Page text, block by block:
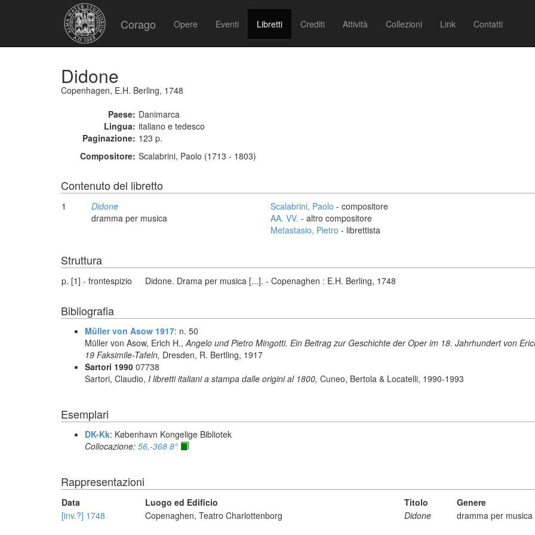
Corago Opere Eventi Libretti Crediti Attività Collezioni Link Contatti
Didone
Copenhagen, E.H. Berling, 1748
Paese: Danimarca
Lingua: italiano e tedesco
Paginazione: 123 p.
Compositore: Scalabrini, Paolo (1713 - 1803)
Contenuto del libretto
1
Didone
dramma per musica
Scalabrini, Paolo - compositore
AA. VV. - altro compositore
Metastasio, Pietro - librettista
Struttura
p. [1] - frontespizio Didone. Drama per musica [...]. - Copenaghen : E.H. Berling, 1748
Bibliografia
Müller von Asow 1917: n. 50
Müller von Asow, Erich H.,Angelo und Pietro Mingotti. Ein Beitrag zur Geschichte der Oper im 18. Jahrhundert von
19 Faksimile-Tafeln, Dresden, R. Bertling, 1917
Sartori 1990 07738
Sartori, Claudio, I libretti italiani a stampa dalle origini al 1800, Cuneo, Bertola & Locatelli, 1990-1993
Esemplari
DK-Kk: København Kongelige Bibliotek
Collocazione: 56,-368 8°
Rappresentazioni
Data Luogo ed Edificio Titolo Genere
[inv.?] 1748
Copenaghen, Teatro Charlottenborg Didone dramma per musica